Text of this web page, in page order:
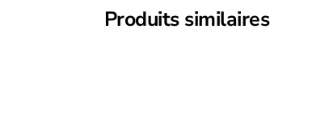
Produits similaires